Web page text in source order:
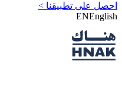
احصل على تطبيقنا >
ENEnglish